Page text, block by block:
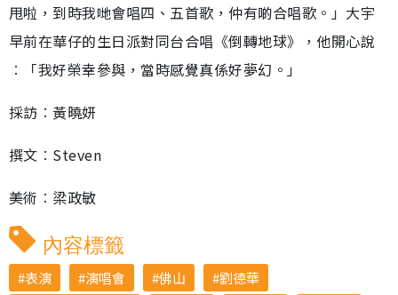
甩啦，到時我哋會唱四、五首歌，仲有啲合唱歌。」大宇
早前在華仔的生日派對同台合唱《倒轉地球》，他開心說
︰「我好榮幸參與，當時感覺真係好夢幻。」
採訪︰黃曉妍
撰文︰Steven
美術︰梁政敏
內容標籤
表演 演唱會 佛山
劉德華